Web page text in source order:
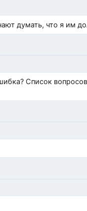
думать, что я им
Список